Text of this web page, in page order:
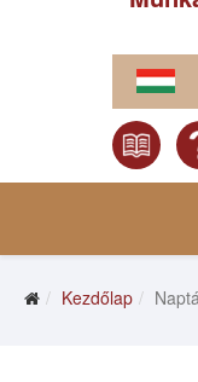
Kezdőlap